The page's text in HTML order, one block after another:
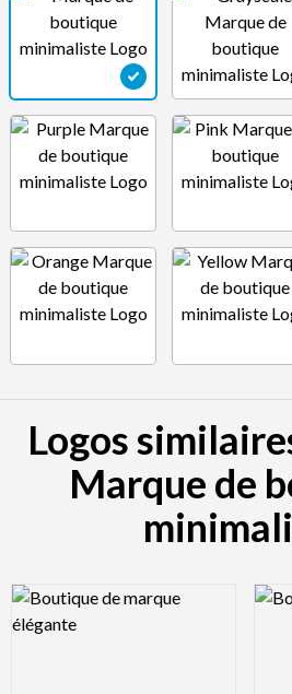
Logos
Marque de
Logo Preview Image